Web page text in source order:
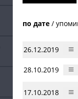
по дате /
26.12.2019
28.10.2019
17.10.2018